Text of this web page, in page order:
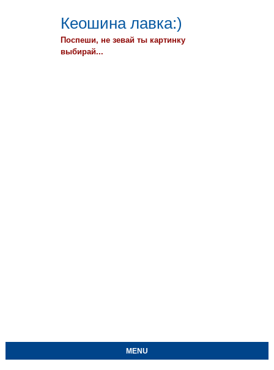
Кеошина лавка:)
Поспеши, не зевай ты картинку
выбирай...
MENU